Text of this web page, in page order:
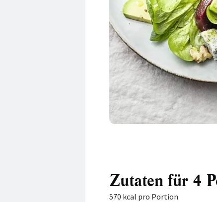
Zutaten für 4
570 kcal pro Portion